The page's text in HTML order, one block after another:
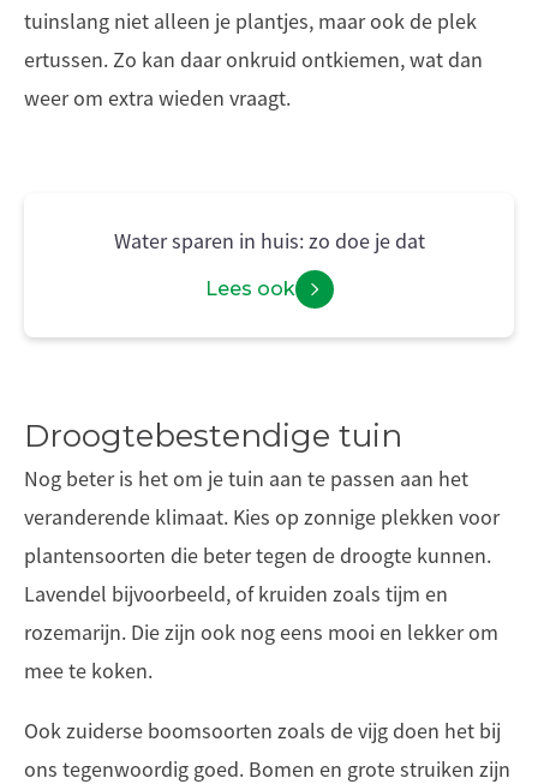
tuinslang niet alleen je plantjes, maar ook de plek
ertussen. Zo kan daar onkruid ontkiemen, wat dan
weer om extra wieden vraagt.
Water sparen in huis: zo doe je dat
Lees ook
Droogtebestendige tuin
Nog beter is het om je tuin aan te passen aan het
veranderende klimaat. Kies op zonnige plekken voor
plantensoorten die beter tegen de droogte kunnen.
Lavendel bijvoorbeeld, of kruiden zoals tijm en
rozemarijn. Die zijn ook nog eens mooi en lekker om
mee te koken.
Ook zuiderse boomsoorten zoals de vijg doen het bij
ons tegenwoordig goed. Bomen en grote struiken zijn